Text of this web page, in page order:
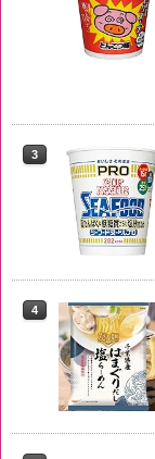
3
4
5
3
4
3
4